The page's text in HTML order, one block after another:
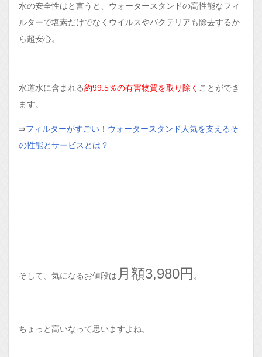
水の安全性はと言うと、ウォータースタンドの高性能なフィ
ルターで塩素だけでなくウイルスやバクテリアも除去するか
ら超安心。
水道水に含まれる約99.5％の有害物質を取り除く ことができ
ます。
⇛フィルターがすごい！ウォータースタンド人気を支えるそ
の性能とサービスとは？
そして、気になるお値段は 月額3,980円 。
ちょっと高いなって思いますよね。